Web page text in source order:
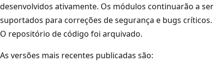
desenvolvidos ativamente. Os módulos continuarão a ser
suportados para correções de segurança e bugs críticos.
O repositório de código foi arquivado.
As versões mais recentes publicadas são: